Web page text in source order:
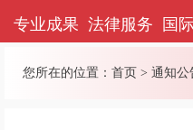
专业成果 法律服务 国
您所在的位置： 首页 > 通知公